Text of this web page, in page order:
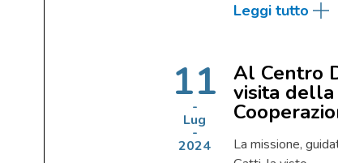
Leggi tutto
11
Lug
2024
Al Centro
visita
La missione,